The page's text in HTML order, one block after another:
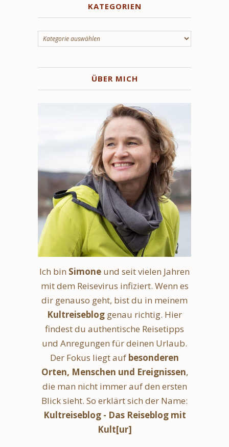
KATEGORIEN
Kategorien
ÜBER MICH
Ich bin Simone und seit vielen Jahren
mit dem Reisevirus infiziert. Wenn es
dir genauso geht, bist du in meinem
Kultreiseblog genau richtig. Hier
findest du authentische Reisetipps
und Anregungen für deinen Urlaub.
Der Fokus liegt auf besonderen
Orten, Menschen und Ereignissen,
die man nicht immer auf den ersten
Blick sieht. So erklärt sich der Name:
Kultreiseblog - Das Reiseblog mit
Kult[ur]